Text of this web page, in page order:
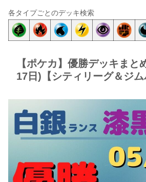
各タイプごとのデッキ検索
【ポケカ】優勝デッキまと
17日)【シティリーグ＆ジム